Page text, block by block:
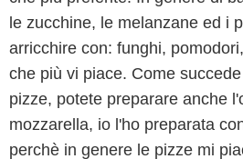
le zucchine, le melanzane ed i
arricchire con: funghi,
che più vi piace. Come
pizze, potete preparare anche
mozzarella, io l'ho preparata
perchè in genere le pizze mi